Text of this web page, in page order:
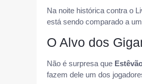
Na noite histórica contra o
está sendo comparado a
O Alvo dos
Não é surpresa que
fazem dele um dos